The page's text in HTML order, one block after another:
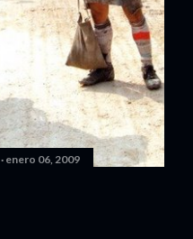
enero 06, 2009